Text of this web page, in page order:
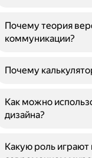
Почему теория
коммуникации?
Почему
Как можно
дизайна?
Какую роль играют